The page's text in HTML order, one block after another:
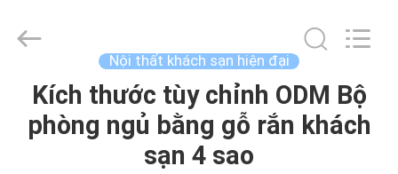
NHÀ
Foshan
Paken
Nội thất khách sạn hiện đại
Kích thước tùy chỉnh ODM Bộ
phòng ngủ bằng gỗ rắn khách
sạn 4 sao